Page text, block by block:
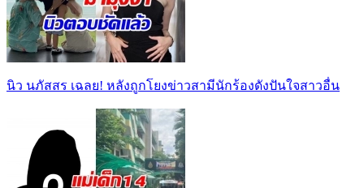
นิว นภัสสร เฉลย! หลังถูกโยงข่าวสามีนักร้องดังปันใจสาวอื่น